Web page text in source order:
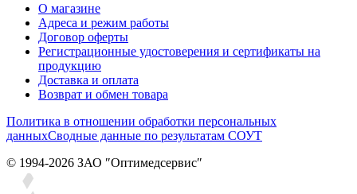
О магазине
Адреса и режим работы
Договор оферты
Регистрационные удостоверения и сертификаты на
продукцию
Доставка и оплата
Возврат и обмен товара
Политика в отношении обработки персональных
данныхСводные данные по результатам СОУТ
© 1994-2026 ЗАО ″Оптимедсервис″